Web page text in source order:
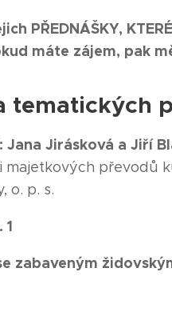
PŘEDNÁŠKY,
máte zájem, pak
tematických
Jana Jirásková a Jiří
majetkových převodů
o. p. s.
1
zabaveným